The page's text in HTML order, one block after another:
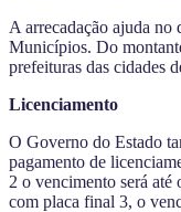
A arrecadação ajuda no
Municípios. Do
prefeituras das cidades
Licenciamento
O Governo do Estado
pagamento de
2 o vencimento será
com placa final 3, o